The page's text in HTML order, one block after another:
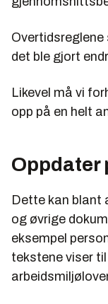
det ble gjort
Likevel må vi
opp på en helt
Oppdater
Dette kan blant
og øvrige
eksempel
tekstene viser